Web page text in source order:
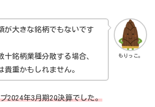
もりっこ。
が大きな銘柄でもないです
十銘柄業種分散する場合、
貴重かもしれません。
2024年3月期2Q決算でした。